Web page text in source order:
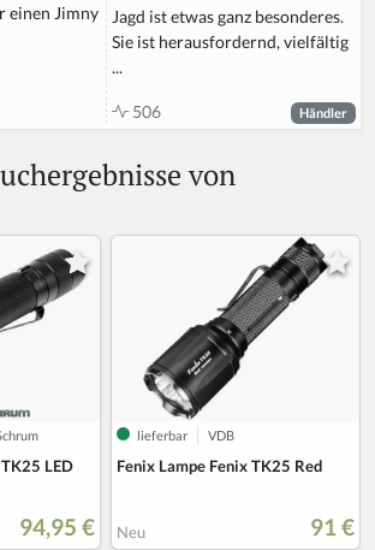
einen Jimny
Jagd ist etwas ganz besonderes.
Sie ist herausfordernd, vielfältig
...
506 Händler
von